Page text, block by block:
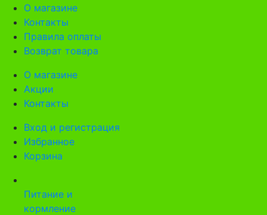
О магазине
Контакты
Правила оплаты
Возврат товара
О магазине
Акции
Контакты
Вход и регистрация
Избранное
Корзина
Питание и
кормление